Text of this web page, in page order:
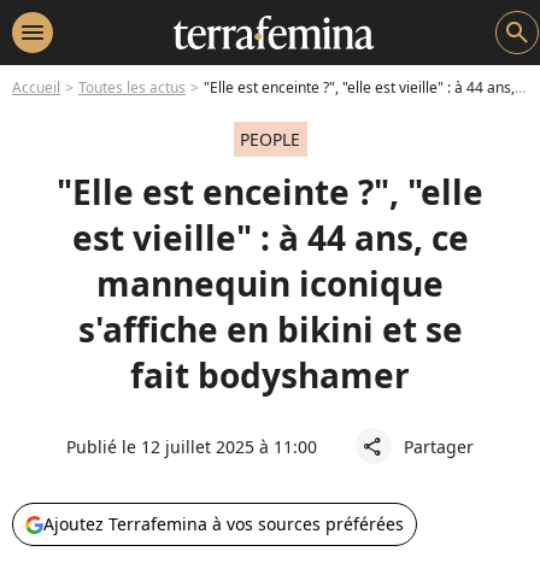
menu search
Accueil Toutes les actus "Elle est enceinte ?", "elle est vieille" : à 44 ans, ce mannequin iconique s'affiche en bikini et se fait bodyshamer
PEOPLE
"Elle est enceinte ?", "elle
est vieille" : à 44 ans, ce
mannequin iconique
s'affiche en bikini et se
fait bodyshamer
Publié le 12 juillet 2025 à 11:00 share Partager
Ajoutez Terrafemina à vos sources préférées